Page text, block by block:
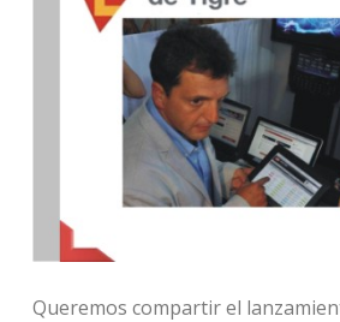
Queremos compartir el